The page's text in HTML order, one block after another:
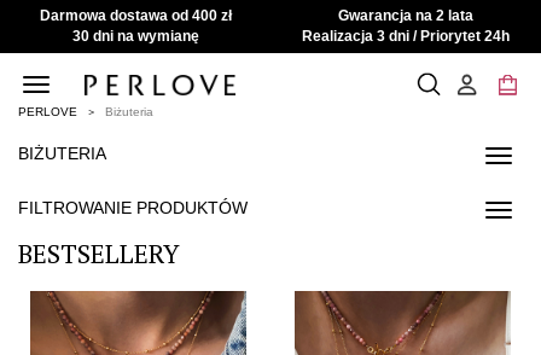
Darmowa dostawa od 400 zł
Gwarancja na 2 lata
30 dni na wymianę
Realizacja 3 dni / Priorytet 24h
Toggle
navigation
PERLOVE Biżuteria
BIŻUTERIA
FILTROWANIE PRODUKTÓW
BESTSELLERY